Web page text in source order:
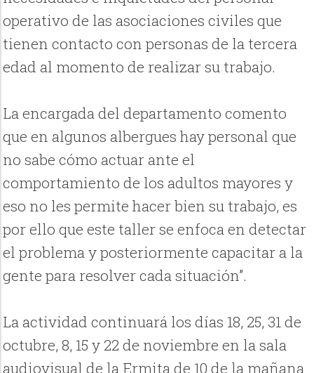
operativo de las asociaciones civiles que
tienen contacto con personas de la tercera
edad al momento de realizar su trabajo.
La encargada del departamento comento
que en algunos albergues hay personal que
no sabe cómo actuar ante el
comportamiento de los adultos mayores y
eso no les permite hacer bien su trabajo, es
por ello que este taller se enfoca en detectar
el problema y posteriormente capacitar a la
gente para resolver cada situación”.
La actividad continuará los días 18, 25, 31 de
octubre, 8, 15 y 22 de noviembre en la sala
audiovisual de la Ermita de 10 de la mañana